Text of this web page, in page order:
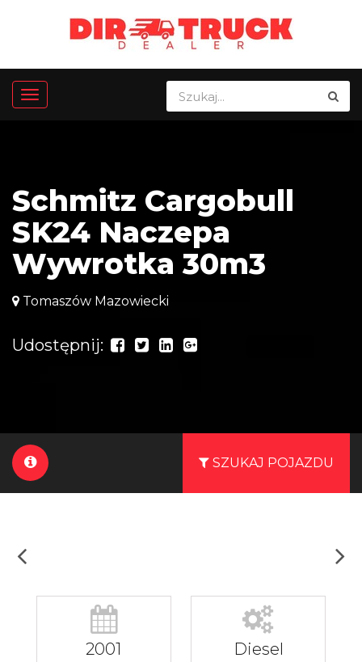
Schmitz Cargobull
SK24 Naczepa
Wywrotka 30m3
Tomaszów Mazowiecki
Udostępnij:
SZUKAJ POJAZDU
2001 Diesel